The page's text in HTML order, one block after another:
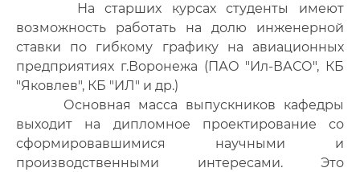
На старших курсах студенты имеют
возможность работать на долю инженерной
ставки по гибкому графику на авиационных
предприятиях г.Воронежа (ПАО "Ил-ВАСО", КБ
"Яковлев", КБ "ИЛ" и др.)
Основная масса выпускников кафедры
выходит на дипломное проектирование со
сформировавшимися научными и
производственными интересами. Это